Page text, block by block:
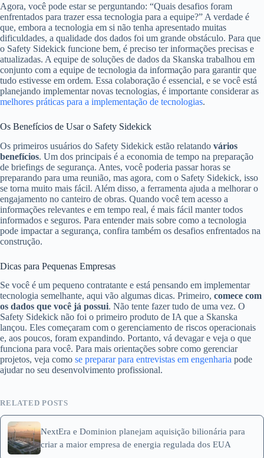
Agora, você pode estar se perguntando: “Quais desafios foram
enfrentados para trazer essa tecnologia para a equipe?” A verdade é
que, embora a tecnologia em si não tenha apresentado muitas
dificuldades, a qualidade dos dados foi um grande obstáculo. Para que
o Safety Sidekick funcione bem, é preciso ter informações precisas e
atualizadas. A equipe de soluções de dados da Skanska trabalhou em
conjunto com a equipe de tecnologia da informação para garantir que
tudo estivesse em ordem. Essa colaboração é essencial, e se você está
planejando implementar novas tecnologias, é importante considerar as
melhores práticas para a implementação de tecnologias.
Os Benefícios de Usar o Safety Sidekick
Os primeiros usuários do Safety Sidekick estão relatando vários
benefícios. Um dos principais é a economia de tempo na preparação
de briefings de segurança. Antes, você poderia passar horas se
preparando para uma reunião, mas agora, com o Safety Sidekick, isso
se torna muito mais fácil. Além disso, a ferramenta ajuda a melhorar o
engajamento no canteiro de obras. Quando você tem acesso a
informações relevantes e em tempo real, é mais fácil manter todos
informados e seguros. Para entender mais sobre como a tecnologia
pode impactar a segurança, confira também os desafios enfrentados na
construção.
Dicas para Pequenas Empresas
Se você é um pequeno contratante e está pensando em implementar
tecnologia semelhante, aqui vão algumas dicas. Primeiro, comece com
os dados que você já possui. Não tente fazer tudo de uma vez. O
Safety Sidekick não foi o primeiro produto de IA que a Skanska
lançou. Eles começaram com o gerenciamento de riscos operacionais
e, aos poucos, foram expandindo. Portanto, vá devagar e veja o que
funciona para você. Para mais orientações sobre como gerenciar
projetos, veja como se preparar para entrevistas em engenharia pode
ajudar no seu desenvolvimento profissional.
RELATED POSTS
NextEra e Dominion planejam aquisição bilionária para
criar a maior empresa de energia regulada dos EUA